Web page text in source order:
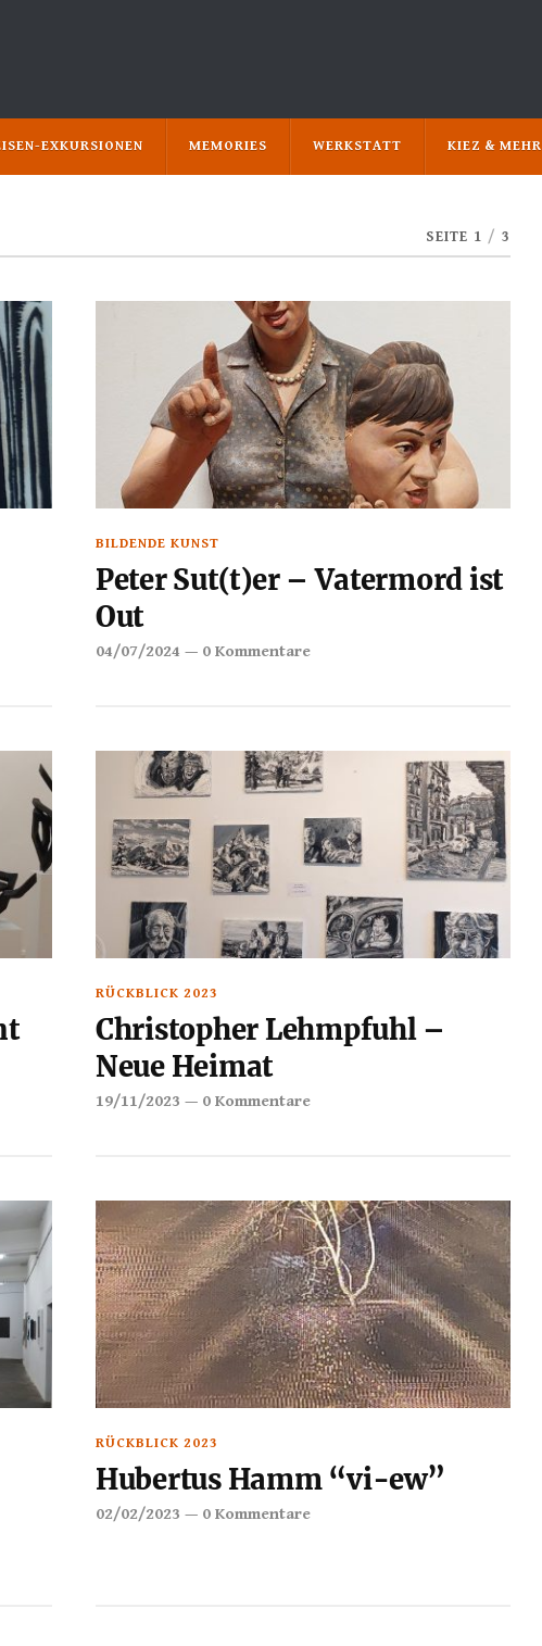
EXKURSIONEN MEMORIES WERKSTATT KIEZ & MEHR
SEITE 1 / 3
BILDENDE KUNST
Peter Sut(t)er – Vatermord ist
Out
04/07/2024 — 0 Kommentare
RÜCKBLICK 2023
Christopher Lehmpfuhl –
Neue Heimat
19/11/2023 — 0 Kommentare
RÜCKBLICK 2023
Hubertus Hamm “vi-ew”
02/02/2023 — 0 Kommentare